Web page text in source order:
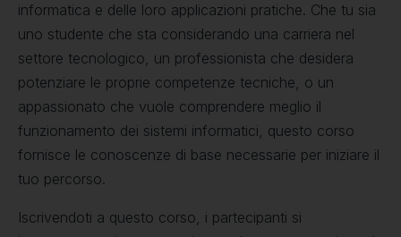
informatica e delle loro applicazioni pratiche. Che tu sia
uno studente che sta considerando una carriera nel
settore tecnologico, un professionista che desidera
potenziare le proprie competenze tecniche, o un
appassionato che vuole comprendere meglio il
funzionamento dei sistemi informatici, questo corso
fornisce le conoscenze di base necessarie per iniziare il
tuo percorso.
Iscrivendoti a questo corso, i partecipanti si